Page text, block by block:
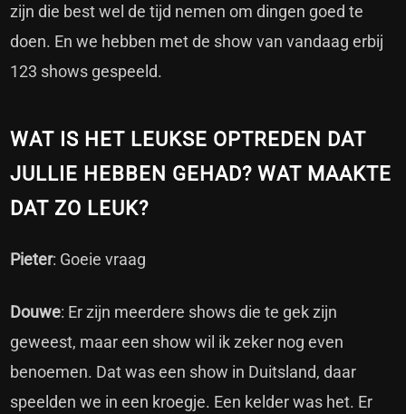
zijn die best wel de tijd nemen om dingen goed te
doen. En we hebben met de show van vandaag erbij
123 shows gespeeld.
WAT IS HET LEUKSE OPTREDEN DAT
JULLIE HEBBEN GEHAD? WAT MAAKTE
DAT ZO LEUK?
Pieter: Goeie vraag
Douwe: Er zijn meerdere shows die te gek zijn
geweest, maar een show wil ik zeker nog even
benoemen. Dat was een show in Duitsland, daar
speelden we in een kroegje. Een kelder was het. Er